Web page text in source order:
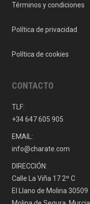
Términos y condiciones
Política de privacidad
Política de cookies
CONTACTO
TLF:
+34 647 605 905
EMAIL:
info@charate.com
DIRECCIÓN:
Calle La Viña 17 2º C
El Llano de Molina 30509